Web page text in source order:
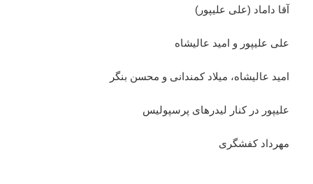
آقا داماد (علی علیپور)
علی علیپور و امید عالیشاه
امید عالیشاه، میلاد کمندانی و محسن بنگر
علیپور در کنار لیدرهای پرسپولیس
مهرداد کفشگری